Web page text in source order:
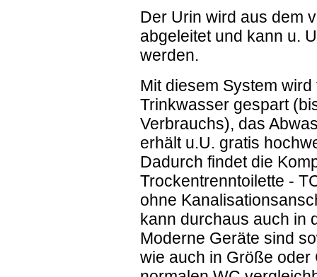
Der Urin wird aus dem
abgeleitet und kann u.
werden.
Mit diesem System
Trinkwasser gespart
Verbrauchs), das
erhält u.U. gratis
Dadurch findet die
Trockentrenntoilette -
ohne
kann durchaus auch in
Moderne Geräte sind
wie auch in Größe